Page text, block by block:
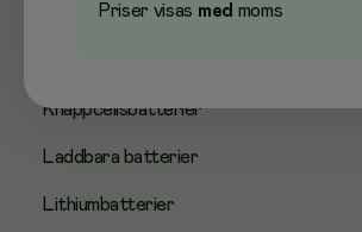
Batterier för hörapparater
Knappcellsbatterier
Laddbara batterier
Lithiumbatterier
Priser visas med moms